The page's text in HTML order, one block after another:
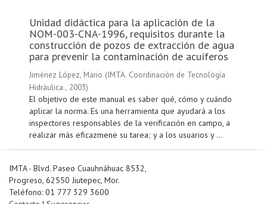
Unidad didáctica para la aplicación de la
NOM-003-CNA-1996, requisitos durante la
construcción de pozos de extracción de agua
para prevenir la contaminación de acuíferos
Jiménez López, Mario (IMTA. Coordinación de Tecnología
Hidráulica., 2003)
El objetivo de este manual es saber qué, cómo y cuándo
aplicar la norma. Es una herramienta que ayudará a los
inspectores responsables de la verificación en campo, a
realizar más eficazmene su tarea; y a los usuarios y ...
IMTA - Blvd. Paseo Cuauhnáhuac 8532,
Progreso, 62550 Jiutepec, Mor.
Teléfono: 01 777 329 3600